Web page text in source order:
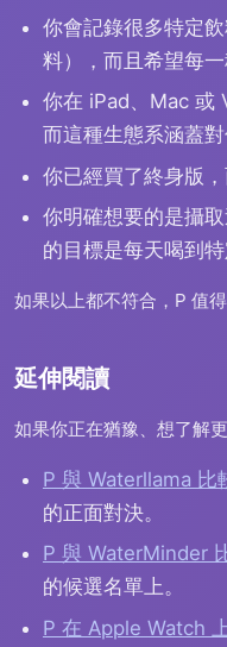
你會記錄很多特定
料），而且希望每
你在 iPad、Mac 或
而這種生態系涵蓋對
你已經買了終身版，
你明確想要的是攝
的目標是每天喝到特
如果以上都不符合，P 值得
延伸閱讀
如果你正在猶豫、想了解
P 與 Waterllama 比
的正面對決。
P 與 WaterMinder
的候選名單上。
P 在 Apple Watch